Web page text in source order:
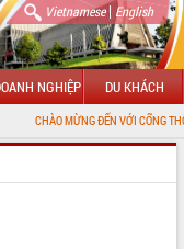
Vietnamese| English
NGHIỆP DU KHÁCH
MỪNG ĐẾN VỚI CỔNG THÔNG TIN